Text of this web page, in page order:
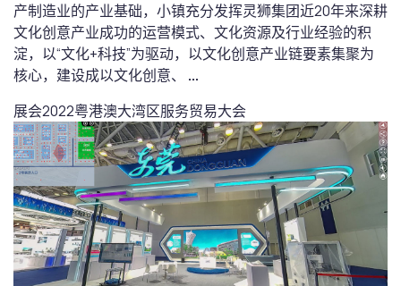
产制造业的产业基础，小镇充分发挥灵狮集团近20年来深耕
文化创意产业成功的运营模式、文化资源及行业经验的积
淀，以“文化+科技”为驱动，以文化创意产业链要素集聚为
核心，建设成以文化创意、 ...
展会2022粤港澳大湾区服务贸易大会